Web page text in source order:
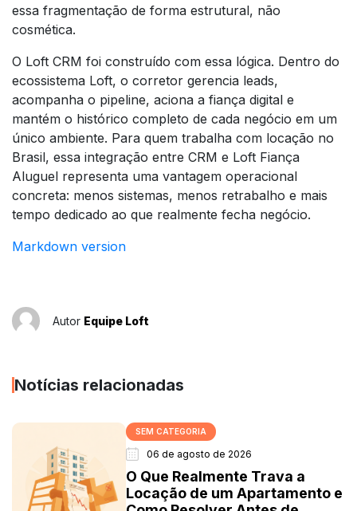
essa fragmentação de forma estrutural, não
cosmética.
O Loft CRM foi construído com essa lógica. Dentro do
ecossistema Loft, o corretor gerencia leads,
acompanha o pipeline, aciona a fiança digital e
mantém o histórico completo de cada negócio em um
único ambiente. Para quem trabalha com locação no
Brasil, essa integração entre CRM e Loft Fiança
Aluguel representa uma vantagem operacional
concreta: menos sistemas, menos retrabalho e mais
tempo dedicado ao que realmente fecha negócio.
Markdown version
Autor Equipe Loft
Notícias relacionadas
SEM CATEGORIA
06 de agosto de 2026
O Que Realmente Trava a
Locação de um Apartamento e